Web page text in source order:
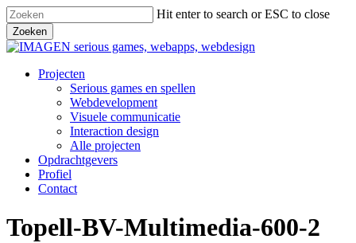
Skip
to
main
content
Hit enter to search or ESC to close
Zoeken
Close
Menu
Projecten
Serious games en spellen
Webdevelopment
Visuele communicatie
Interaction design
Alle projecten
Opdrachtgevers
Profiel
Contact
Topell-BV-Multimedia-600-2